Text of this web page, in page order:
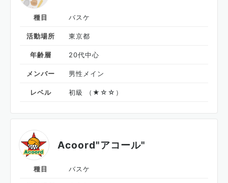
種目 バスケ
活動場所 東京都
年齢層 20代中心
メンバー 男性メイン
レベル 初級 （★☆☆）
Acoord"アコール"
種目 バスケ